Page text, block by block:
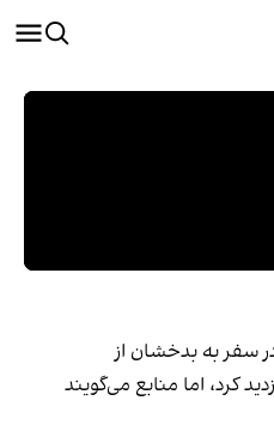
سفر به بدخشان از
کرد، اما منابع می‌گویند